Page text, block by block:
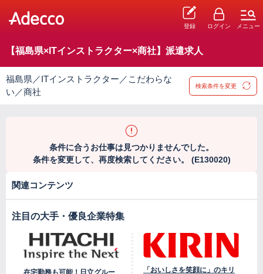
登録 ログイン メニュー
【福島県×ITインストラクター×商社】派遣求人
福島県／ITインストラクター／こだわらな
い／商社
検索条件を変更
条件に合うお仕事は見つかりませんでした。
条件を変更して、再度検索してください。 (E130020)
関連コンテンツ
注目の大手・優良企業特集
在宅勤務も可能！日立グルー
「おいしさを笑顔に」のキリ